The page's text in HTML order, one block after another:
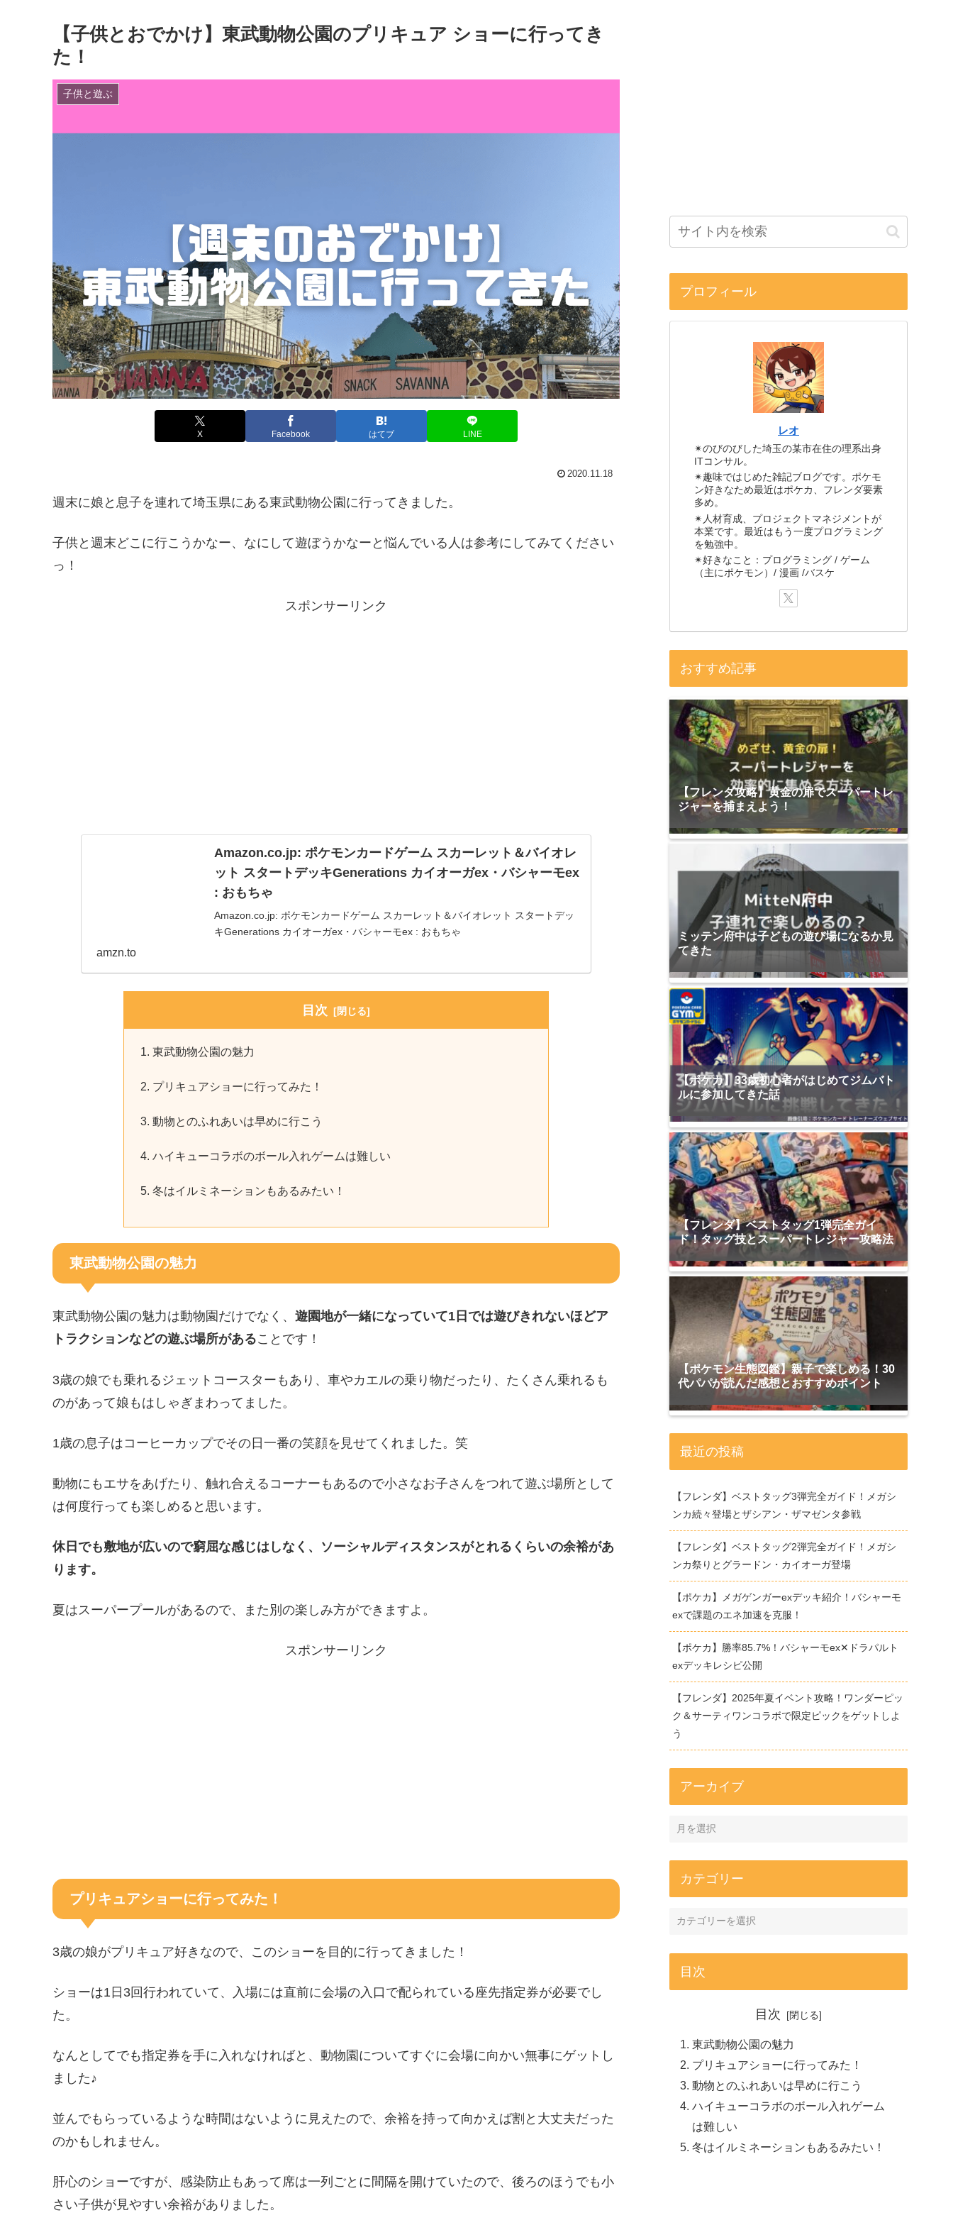
【子供とおでかけ】東武動物公園のプリキュア ショーに行ってき
た！
子供と遊ぶ
X Facebook はてブ LINE
2020.11.18
週末に娘と息子を連れて埼玉県にある東武動物公園に行ってきました。
子供と週末どこに行こうかなー、なにして遊ぼうかなーと悩んでいる人は参考にしてみてください
っ！
スポンサーリンク
Amazon.co.jp: ポケモンカードゲーム スカーレット＆バイオレ
ット スタートデッキGenerations カイオーガex・バシャーモex
: おもちゃ
Amazon.co.jp: ポケモンカードゲーム スカーレット＆バイオレット スタートデッ
キGenerations カイオーガex・バシャーモex : おもちゃ
amzn.to
目次
東武動物公園の魅力
プリキュアショーに行ってみた！
動物とのふれあいは早めに行こう
ハイキューコラボのボール入れゲームは難しい
冬はイルミネーションもあるみたい！
東武動物公園の魅力
東武動物公園の魅力は動物園だけでなく、 遊園地が一緒になっていて1日では遊びきれないほどア
トラクションなどの遊ぶ場所があることです！
3歳の娘でも乗れるジェットコースターもあり、車やカエルの乗り物だったり、たくさん乗れるも
のがあって娘もはしゃぎまわってました。
1歳の息子はコーヒーカップでその日一番の笑顔を見せてくれました。笑
動物にもエサをあげたり、触れ合えるコーナーもあるので小さなお子さんをつれて遊ぶ場所として
は何度行っても楽しめると思います。
休日でも敷地が広いので窮屈な感じはしなく、ソーシャルディスタンスがとれるくらいの余裕があ
ります。
夏はスーパープールがあるので、また別の楽しみ方ができますよ。
スポンサーリンク
プリキュアショーに行ってみた！
3歳の娘がプリキュア好きなので、このショーを目的に行ってきました！
ショーは1日3回行われていて、入場には直前に会場の入口で配られている座先指定券が必要でし
た。
なんとしてでも指定券を手に入れなければと、動物園についてすぐに会場に向かい無事にゲットし
ました♪
並んでもらっているような時間はないように見えたので、余裕を持って向かえば割と大丈夫だった
のかもしれません。
肝心のショーですが、感染防止もあって席は一列ごとに間隔を開けていたので、後ろのほうでも小
さい子供が見やすい余裕がありました。
プロフィール
レオ
✴のびのびした埼玉の某市在住の理系出身
ITコンサル。
✴趣味ではじめた雑記ブログです。ポケモ
ン好きなため最近はポケカ、フレンダ要素
多め。
✴人材育成、プロジェクトマネジメントが
本業です。最近はもう一度プログラミング
を勉強中。
✴好きなこと：プログラミング / ゲーム
（主にポケモン）/ 漫画 /バスケ
おすすめ記事
【フレンダ攻略】黄金の扉でスーパートレ
ジャーを捕まえよう！
ミッテン府中は子どもの遊び場になるか見
てきた
【ポケカ】33歳初心者がはじめてジムバト
ルに参加してきた話
【フレンダ】ベストタッグ1弾完全ガイ
ド！タッグ技とスーパートレジャー攻略法
【ポケモン生態図鑑】親子で楽しめる！30
代パパが読んだ感想とおすすめポイント
最近の投稿
【フレンダ】ベストタッグ3弾完全ガイド！メガシ
ンカ続々登場とザシアン・ザマゼンタ参戦
【フレンダ】ベストタッグ2弾完全ガイド！メガシ
ンカ祭りとグラードン・カイオーガ登場
【ポケカ】メガゲンガーexデッキ紹介！バシャーモ
exで課題のエネ加速を克服！
【ポケカ】勝率85.7%！バシャーモex✕ドラパルト
exデッキレシピ公開
【フレンダ】2025年夏イベント攻略！ワンダーピッ
ク＆サーティワンコラボで限定ピックをゲットしよ
う
アーカイブ
カテゴリー
目次
目次
東武動物公園の魅力
プリキュアショーに行ってみた！
動物とのふれあいは早めに行こう
ハイキューコラボのボール入れゲーム
は難しい
冬はイルミネーションもあるみたい！